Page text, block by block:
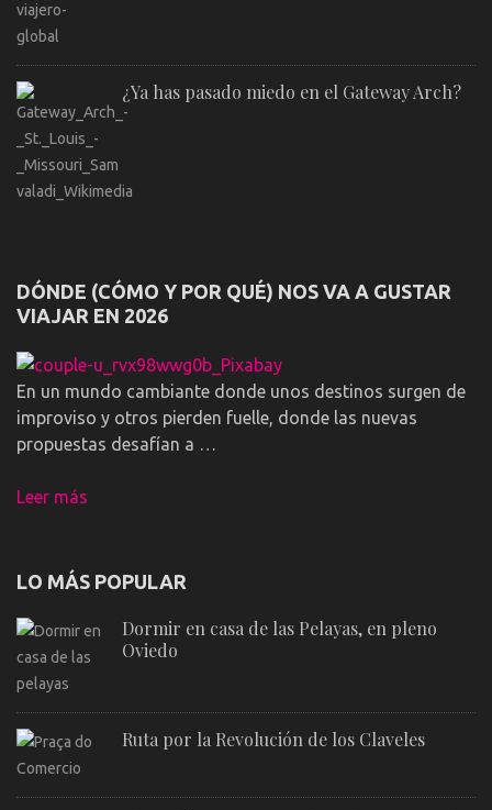
¿Ya has pasado miedo en el Gateway Arch?
DÓNDE (CÓMO Y POR QUÉ) NOS VA A GUSTAR
VIAJAR EN 2026
En un mundo cambiante donde unos destinos surgen de
improviso y otros pierden fuelle, donde las nuevas
propuestas desafían a …
Leer más
LO MÁS POPULAR
Dormir en casa de las Pelayas, en pleno
Oviedo
Ruta por la Revolución de los Claveles